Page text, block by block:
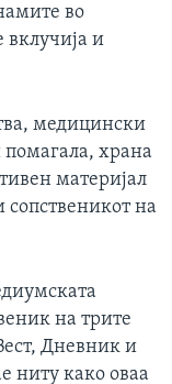
во
вклучија и
медицински
храна
материјал
сопственикот на
на трите
Дневник и
ниту како оваа